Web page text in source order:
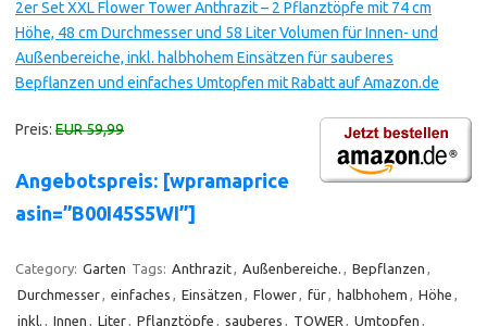
2er Set XXL Flower Tower Anthrazit – 2 Pflanztöpfe mit 74 cm
Höhe, 48 cm Durchmesser und 58 Liter Volumen für Innen- und
Außenbereiche, inkl. halbhohem Einsätzen für sauberes
Bepflanzen und einfaches Umtopfen mit Rabatt auf Amazon.de
Preis: EUR 59,99
Angebotspreis: [wpramaprice
asin=”B00I45S5WI”]
Category: Garten Tags: Anthrazit, Außenbereiche. , Bepflanzen ,
Durchmesser, einfaches , Einsätzen , Flower, für, halbhohem , Höhe ,
inkl. , Innen , Liter, Pflanztöpfe , sauberes , TOWER , Umtopfen ,